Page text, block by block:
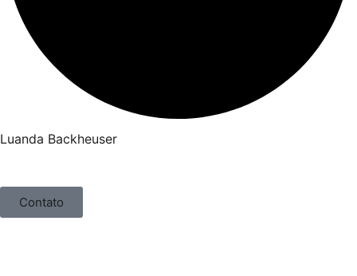
Luanda Backheuser
Contato